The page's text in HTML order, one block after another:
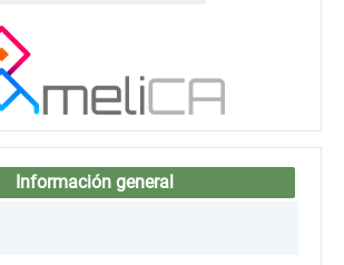
Información general